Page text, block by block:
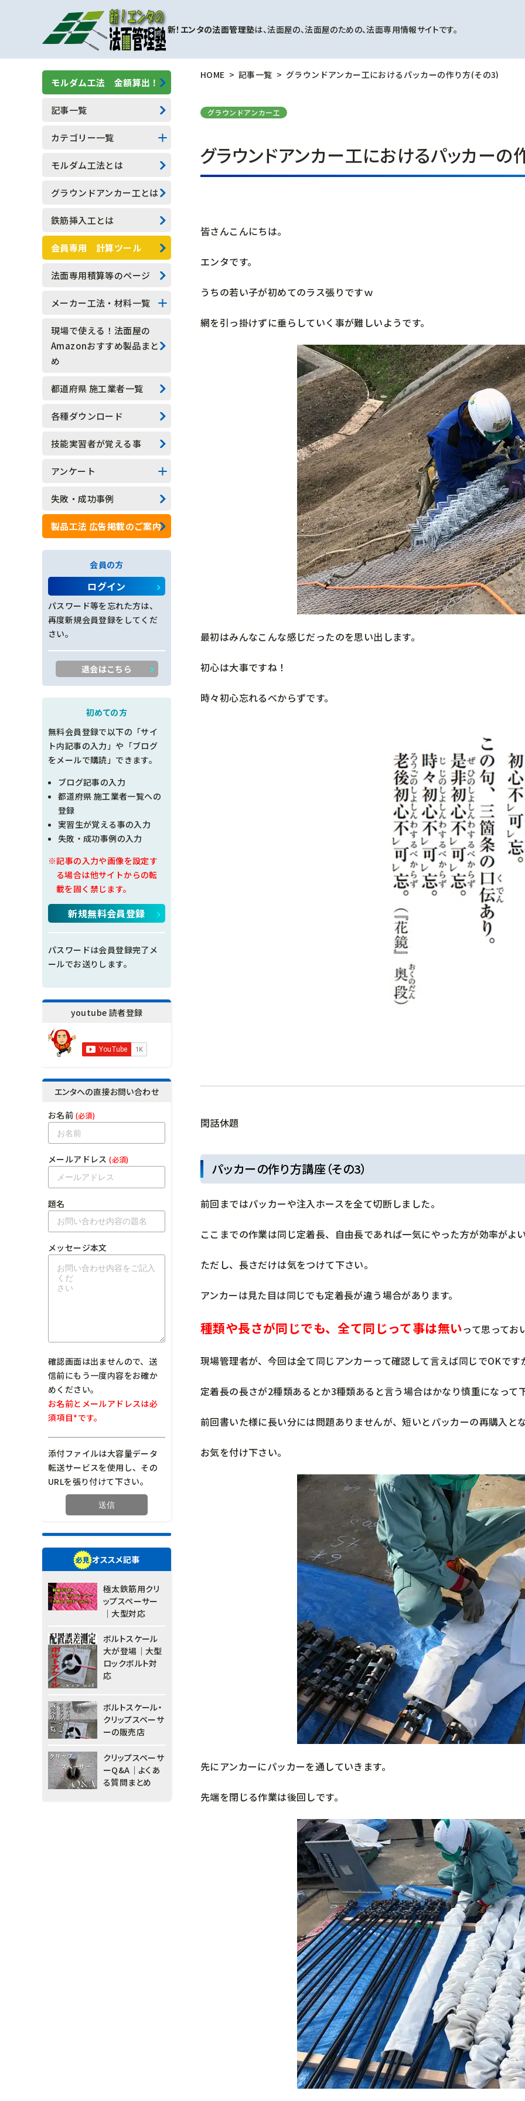
新！エンタの法面管理塾は、法面屋の、法面屋のための、法面専用情報サイトです。
HOME 記事一覧 グラウンドアンカー工におけるパッカーの作り方(その3)
グラウンドアンカー工
グラウンドアンカー工におけるパッカーの
皆さんこんにちは。
エンタです。
うちの若い子が初めてのラス張りですｗ
網を引っ掛けずに垂らしていく事が難しいようです。
最初はみんなこんな感じだったのを思い出します。
初心は大事ですね！
時々初心忘れるべからずです。
閑話休題
パッカーの作り方講座（その3）
前回まではパッカーや注入ホースを全て切断しました。
ここまでの作業は同じ定着長、自由長であれば一気にやった方が効率がよ
ただし、長さだけは気をつけて下さい。
アンカーは見た目は同じでも定着長が違う場合があります。
種類や長さが同じでも、全て同じって事は無いって思ってお
現場管理者が、今回は全て同じアンカーって確認して言えば同じでOKです
定着長の長さが2種類あるとか3種類あると言う場合はかなり慎重になって
前回書いた様に長い分には問題ありませんが、短いとパッカーの再購入と
お気を付け下さい。
先にアンカーにパッカーを通していきます。
先端を閉じる作業は後回しです。
モルダム工法 金額算出！
記事一覧
カテゴリー一覧
擁壁補強工事
モルダム工
一般人向け(他業種)
専門用語
技能実習生
水抜きロックボルト
水抜きボーリング
現場吹付法枠工
モルタル吹付工
植生基材吹付工
グラウンドアンカー工
ロックボルト工
足場工
ロックネット工
法面工全般
施工管理
創意工夫
品質管理
出来形管理
工程管理
土木設計
現場問題点
その他
モルダム工法とは
グラウンドアンカー工とは
鉄筋挿入工とは
会員専用 計算ツール
法面専用積算等のページ
メーカー工法・材料一覧
法面系
測定器具系
アンカー系
その他
現場で使える！法面屋の
Amazonおすすめ製品まと
め
都道府県 施工業者一覧
各種ダウンロード
技能実習者が覚える事
アンケート
アンケート結果一覧
失敗・成功事例
製品工法 広告掲載のご案内
会員の方
ログイン
パスワード等を忘れた方は、
再度新規会員登録をしてくだ
さい。
退会はこちら
初めての方
無料会員登録で以下の「サイ
ト内記事の入力」や「ブログ
をメールで購読」できます。
ブログ記事の入力
都道府県 施工業者一覧への
登録
実習生が覚える事の入力
失敗・成功事例の入力
※記事の入力や画像を設定す
る場合は他サイトからの転
載を固く禁じます。
新規無料会員登録
パスワードは会員登録完了メ
ールでお送りします。
youtube 読者登録
エンタへの直接お問い合わせ
お名前 (必須)
メールアドレス (必須)
題名
メッセージ本文
確認画面は出ませんので、送
信前にもう一度内容をお確か
めください。
お名前とメールアドレスは必
須項目*です。
添付ファイルは大容量データ
転送サービスを使用し、その
URLを張り付けて下さい。
オススメ記事
極太鉄筋用クリ
ップスペーサー
｜大型対応
ボルトスケール
大が登場｜大型
ロックボルト対
応
ボルトスケール・
クリップスペーサ
ーの販売店
クリップスペーサ
ーQ&A｜よくあ
る質問まとめ